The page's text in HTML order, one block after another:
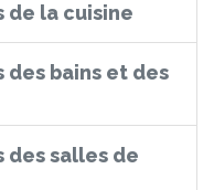
de la cuisine
bains et des
des salles de